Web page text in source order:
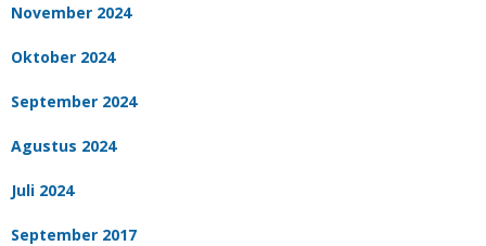
November 2024
Oktober 2024
September 2024
Agustus 2024
Juli 2024
September 2017